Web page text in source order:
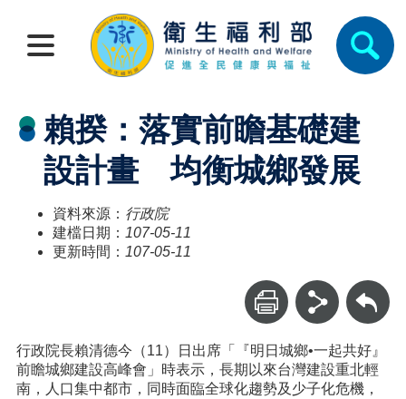
賴揆：落實前瞻基礎建
設計畫 均衡城鄉發展
資料來源： 行政院
建檔日期： 107-05-11
更新時間： 107-05-11
回上一頁
行政院長賴清德今（11）日出席「『明日城鄉•一起共好』
前瞻城鄉建設高峰會」時表示，長期以來台灣建設重北輕
南，人口集中都市，同時面臨全球化趨勢及少子化危機，